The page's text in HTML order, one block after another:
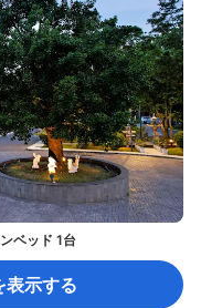
ベッド 1台
表示する